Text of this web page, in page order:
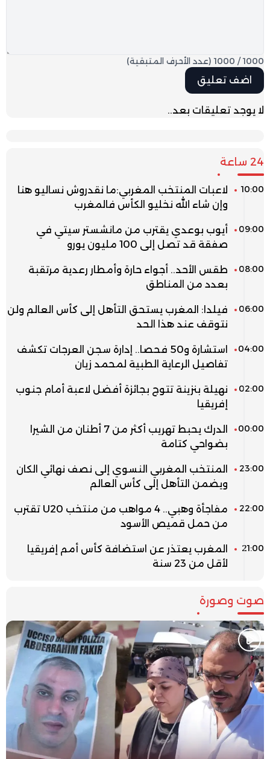
1000
/
1000 (عدد الأحرف المتبقية)
لا يوجد تعليقات بعد..
24 ساعة
10:00
لاعبات المنتخب المغربي:ما نقدروش نساليو هنا
وإن شاء الله نخليو الكأس فالمغرب
09:00
أيوب بوعدي يقترب من مانشستر سيتي في
صفقة قد تصل إلى 100 مليون يورو
08:00
طقس الأحد.. أجواء حارة وأمطار رعدية مرتقبة
بعدد من المناطق
06:00
فيلدا: المغرب يستحق التأهل إلى كأس العالم ولن
نتوقف عند هذا الحد
04:00
استشارة و50 فحصا.. إدارة سجن العرجات تكشف
تفاصيل الرعاية الطبية لمحمد زيان
02:00
نهيلة بنزينة تتوج بجائزة أفضل لاعبة أمام جنوب
إفريقيا
00:00
الدرك يحبط تهريب أكثر من 7 أطنان من الشيرا
بضواحي كتامة
23:00
المنتخب المغربي النسوي إلى نصف نهائي الكان
ويضمن التأهل إلى كأس العالم
22:00
مفاجأة وهبي.. 4 مواهب من منتخب U20 تقترب
من حمل قميص الأسود
21:00
المغرب يعتذر عن استضافة كأس أمم إفريقيا
لأقل من 23 سنة
صوت وصورة